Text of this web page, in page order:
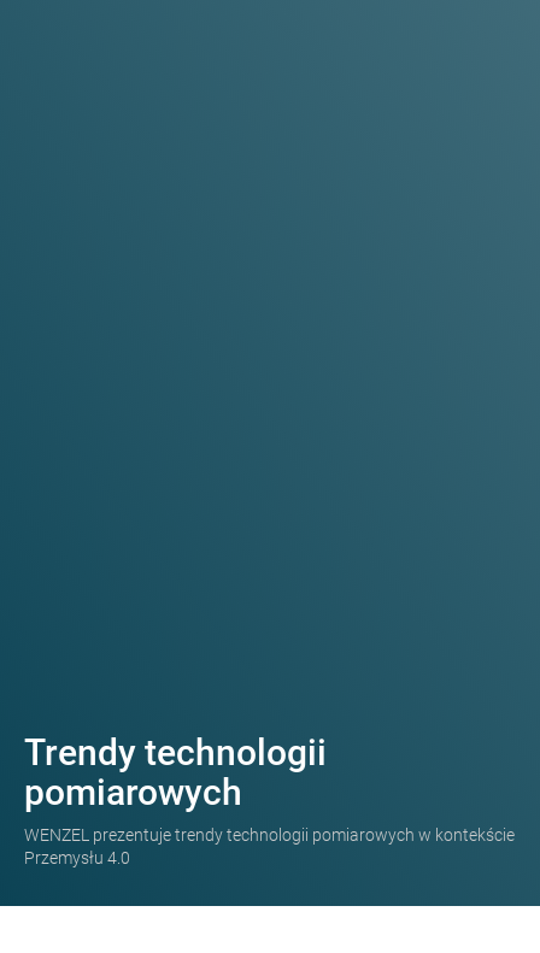
Trendy technologii
pomiarowych
WENZEL prezentuje trendy technologii pomiarowych w kontekście
Przemysłu 4.0